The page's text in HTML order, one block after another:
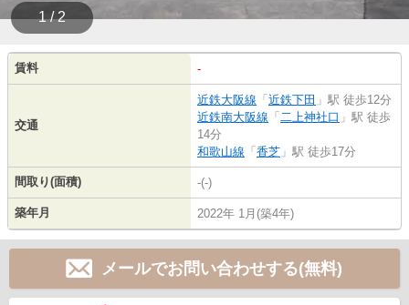
1 / 2
賃料 -
交通
近鉄大阪線 「 近鉄下田 」駅 徒歩12分
近鉄南大阪線 「 二上神社口 」駅 徒歩
14分
和歌山線 「 香芝 」駅 徒歩17分
間取り(面積) -(-)
築年月 2022年 1月(築4年)
メールでお問い合わせする(無料)